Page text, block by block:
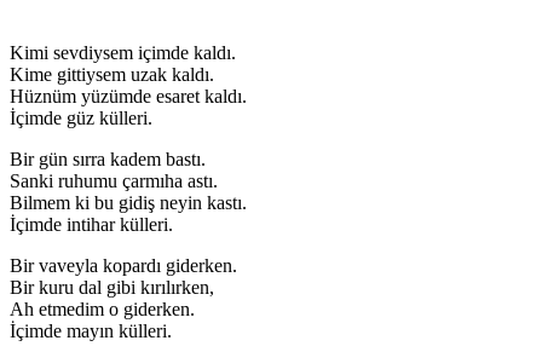
Kimi sevdiysem içimde kaldı.
Kime gittiysem uzak kaldı.
Hüznüm yüzümde esaret kaldı.
İçimde güz külleri.
Bir gün sırra kadem bastı.
Sanki ruhumu çarmıha astı.
Bilmem ki bu gidiş neyin kastı.
İçimde intihar külleri.
Bir vaveyla kopardı giderken.
Bir kuru dal gibi kırılırken,
Ah etmedim o giderken.
İçimde mayın külleri.